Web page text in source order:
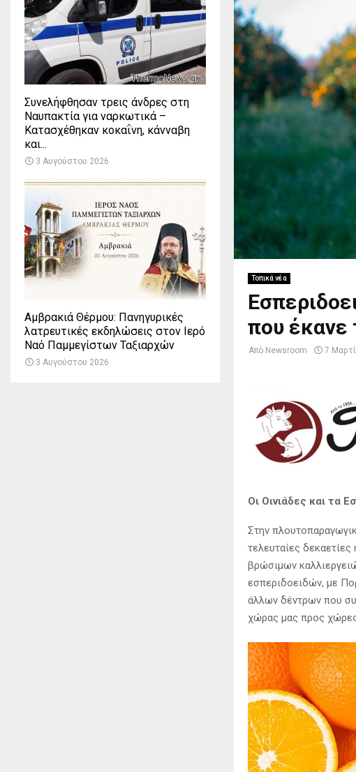
Τοπικά νέα
που έκανε
Από Newsroom 7
Οι Οινιάδες και τα
Στην
τελευταίες
βρώσιμων
εσπεριδοειδών, με
άλλων δέντρων που
χώρας μας προς
Συνελήφθησαν τρεις άνδρες στη
Ναυπακτία για ναρκωτικά –
Κατασχέθηκαν κοκαΐνη, κάνναβη
και...
3 Αυγούστου 2026
Αμβρακιά Θέρμου: Πανηγυρικές
λατρευτικές εκδηλώσεις στον Ιερό
Ναό Παμμεγίστων Ταξιαρχών
3 Αυγούστου 2026